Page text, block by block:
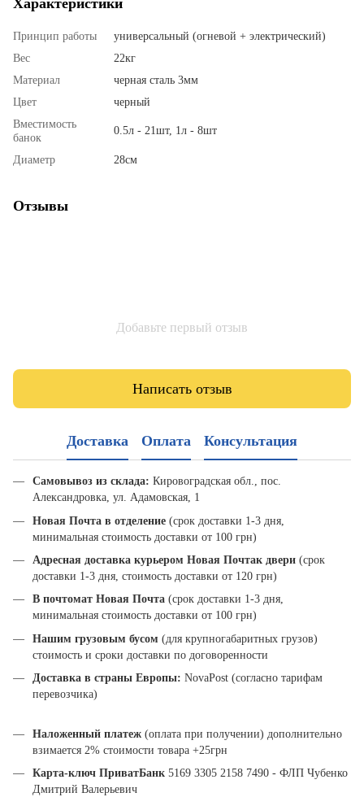
Характеристики
Принцип работы
универсальный (огневой + электрический)
Вес
22кг
Материал
черная сталь 3мм
Цвет
черный
Вместимость
банок
0.5л - 21шт, 1л - 8шт
Диаметр 28см
Отзывы
Добавьте первый отзыв
Написать отзыв
Доставка Оплата Консультация
Самовывоз из склада: Кировоградская обл., пос.
Александровка, ул. Адамовская, 1
Новая Почта в отделение (срок доставки 1-3 дня,
минимальная стоимость доставки от 100 грн)
Адресная доставка курьером Новая Почтак двери (срок
доставки 1-3 дня, стоимость доставки от 120 грн)
В почтомат Новая Почта (срок доставки 1-3 дня,
минимальная стоимость доставки от 100 грн)
Нашим грузовым бусом (для крупногабаритных грузов)
стоимость и сроки доставки по договоренности
Доставка в страны Европы: NovaPost (согласно тарифам
перевозчика)
Наложенный платеж (оплата при получении) дополнительно
взимается 2% стоимости товара +25грн
Карта-ключ ПриватБанк 5169 3305 2158 7490 - ФЛП Чубенко
Дмитрий Валерьевич